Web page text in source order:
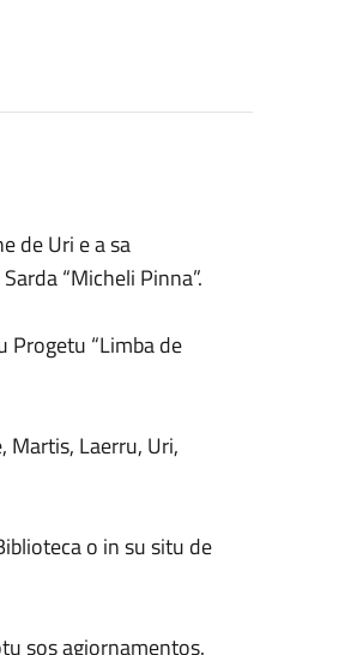
de Uri e a sa
“Micheli Pinna”.
Progetu “Limba de
Martis, Laerru, Uri,
o in su situ de
sos agiornamentos.